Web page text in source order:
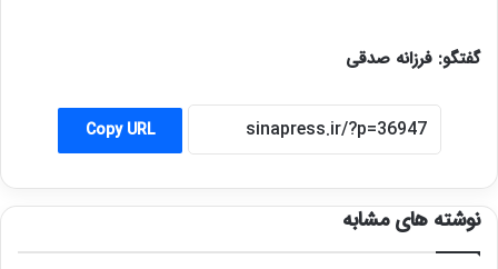
گفتگو: فرزانه صدقی
Copy URL
نوشته های مشابه